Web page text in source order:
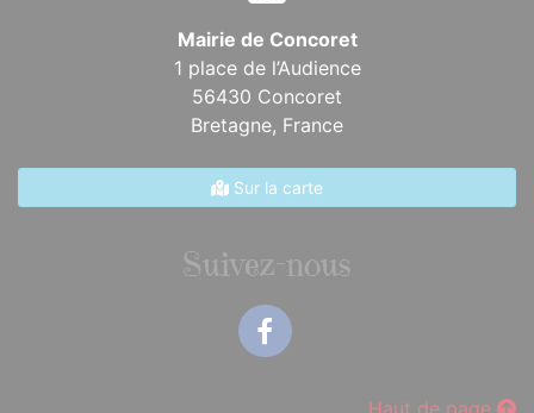
Mairie de Concoret
1 place de l’Audience
56430 Concoret
Bretagne, France
Sur la carte
Suivez-nous
Haut de page